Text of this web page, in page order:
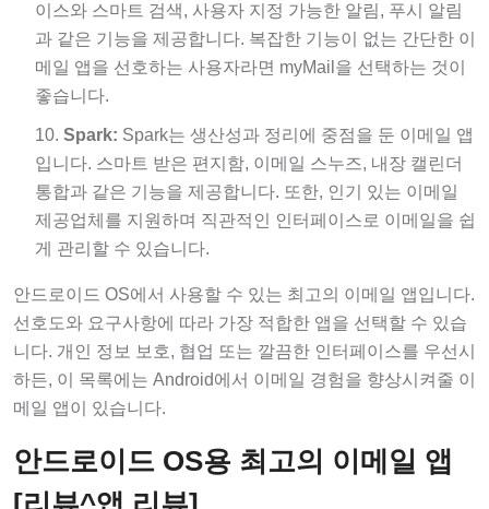
이스와 스마트 검색, 사용자 지정 가능한 알림, 푸시 알림
과 같은 기능을 제공합니다. 복잡한 기능이 없는 간단한 이
메일 앱을 선호하는 사용자라면 myMail을 선택하는 것이
좋습니다.
Spark: Spark는 생산성과 정리에 중점을 둔 이메일 앱
입니다. 스마트 받은 편지함, 이메일 스누즈, 내장 캘린더
통합과 같은 기능을 제공합니다. 또한, 인기 있는 이메일
제공업체를 지원하며 직관적인 인터페이스로 이메일을 쉽
게 관리할 수 있습니다.
안드로이드 OS에서 사용할 수 있는 최고의 이메일 앱입니다.
선호도와 요구사항에 따라 가장 적합한 앱을 선택할 수 있습
니다. 개인 정보 보호, 협업 또는 깔끔한 인터페이스를 우선시
하든, 이 목록에는 Android에서 이메일 경험을 향상시켜줄 이
메일 앱이 있습니다.
안드로이드 OS용 최고의 이메일 앱